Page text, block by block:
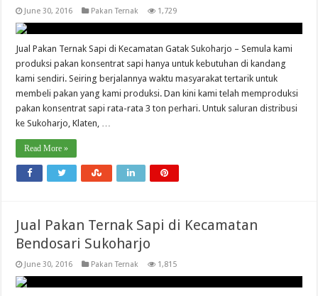
June 30, 2016 Pakan Ternak 1,729
Jual Pakan Ternak Sapi di Kecamatan Gatak Sukoharjo – Semula kami
produksi pakan konsentrat sapi hanya untuk kebutuhan di kandang
kami sendiri. Seiring berjalannya waktu masyarakat tertarik untuk
membeli pakan yang kami produksi. Dan kini kami telah memproduksi
pakan konsentrat sapi rata-rata 3 ton perhari. Untuk saluran distribusi
ke Sukoharjo, Klaten, …
Read More »
Jual Pakan Ternak Sapi di Kecamatan
Bendosari Sukoharjo
June 30, 2016 Pakan Ternak 1,815